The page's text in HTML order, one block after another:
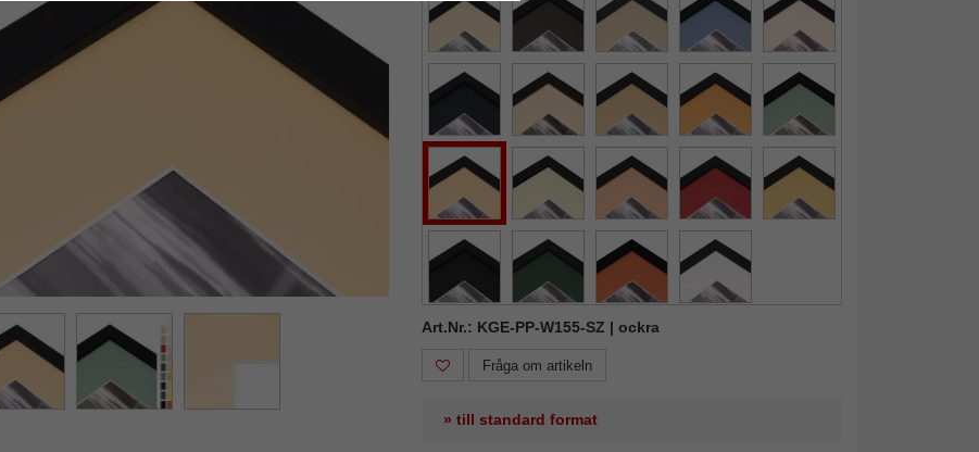
Nästa
Art.Nr.: KGE-PP-W155-SZ | ockra
Fråga om artikeln
» till standard format